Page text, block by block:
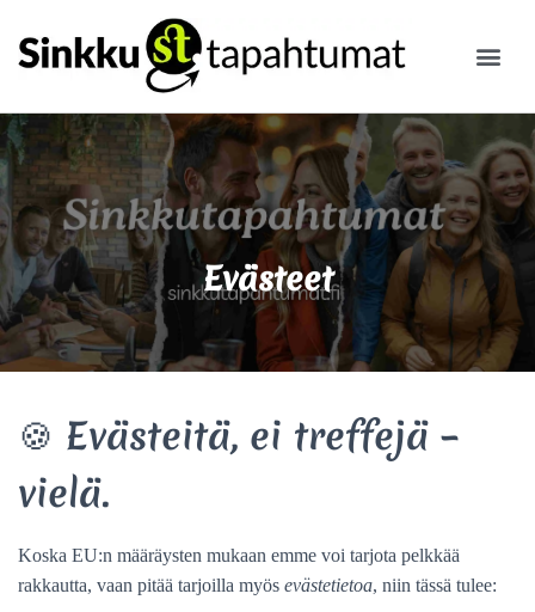
Evästeet
🍪 Evästeitä, ei treffejä –
vielä.
Koska EU:n määräysten mukaan emme voi tarjota pelkkää
rakkautta, vaan pitää tarjoilla myös evästetietoa, niin tässä tulee: